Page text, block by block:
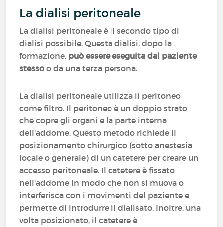
La dialisi peritoneale
La dialisi peritoneale è il secondo tipo di
dialisi possibile. Questa dialisi, dopo la
formazione, può essere eseguita dal paziente
stesso o da una terza persona.
La dialisi peritoneale utilizza il peritoneo
come filtro. Il peritoneo è un doppio strato
che copre gli organi e la parte interna
dell'addome. Questo metodo richiede il
posizionamento chirurgico (sotto anestesia
locale o generale) di un catetere per creare un
accesso peritoneale. Il catetere è fissato
nell'addome in modo che non si muova o
interferisca con i movimenti del paziente e
permette di introdurre il dialisato. Inoltre, una
volta posizionato, il catetere è